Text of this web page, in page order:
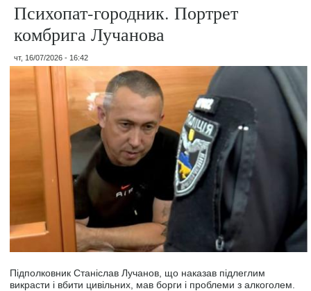
Психопат-городник. Портрет
комбрига Лучанова
чт, 16/07/2026 - 16:42
Підполковник Станіслав Лучанов, що наказав підлеглим
викрасти і вбити цивільних, мав борги і проблеми з алкоголем.